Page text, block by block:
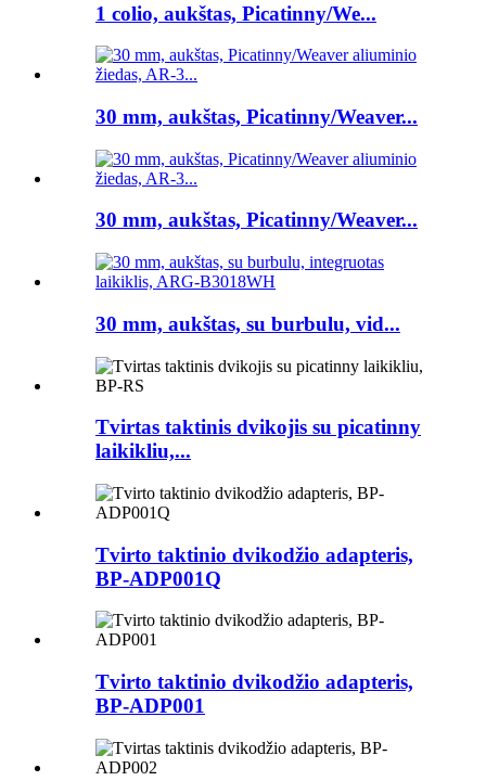
1 colio, aukštas, Picatinny/We...
30 mm, aukštas, Picatinny/Weaver...
30 mm, aukštas, Picatinny/Weaver...
30 mm, aukštas, su burbulu, vid...
Tvirtas taktinis dvikojis su picatinny
laikikliu,...
Tvirto taktinio dvikodžio adapteris,
BP-ADP001Q
Tvirto taktinio dvikodžio adapteris,
BP-ADP001